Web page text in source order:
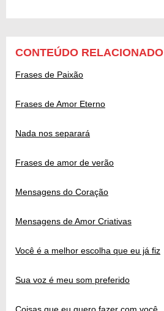
CONTEÚDO RELACIONADO
Frases de Paixão
Frases de Amor Eterno
Nada nos separará
Frases de amor de verão
Mensagens do Coração
Mensagens de Amor Criativas
Você é a melhor escolha que eu já fiz
Sua voz é meu som preferido